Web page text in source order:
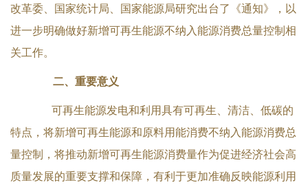
改革委、国家统计局、国家能源局研究出台了《通知》，以
进一步明确做好新增可再生能源不纳入能源消费总量控制相
关工作。
二、重要意义
可再生能源发电和利用具有可再生、清洁、低碳的
特点，将新增可再生能源和原料用能消费不纳入能源消费总
量控制，将推动新增可再生能源消费量作为促进经济社会高
质量发展的重要支撑和保障，有利于更加准确反映能源利用